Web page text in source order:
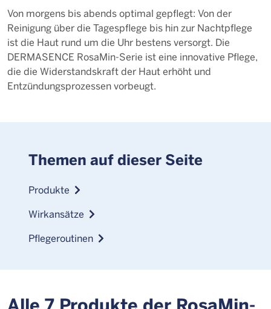
Von morgens bis abends optimal gepflegt: Von der
Reinigung über die Tagespflege bis hin zur Nachtpflege
ist die Haut rund um die Uhr bestens versorgt. Die
DERMASENCE RosaMin-Serie ist eine innovative Pflege,
die die Widerstandskraft der Haut erhöht und
Entzündungsprozessen vorbeugt.
Themen auf dieser Seite
Produkte
Wirkansätze
Pflegeroutinen
Alle 7 Produkte der RosaMin-